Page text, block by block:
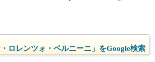
・ロレンツォ・ベルニーニ」をGoogle検索